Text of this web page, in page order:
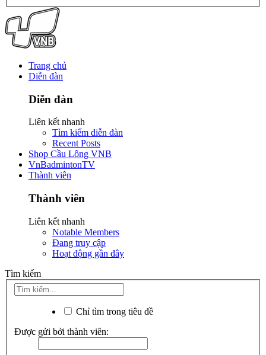
Trang chủ
Diễn đàn
Diễn đàn
Liên kết nhanh
Tìm kiếm diễn đàn
Recent Posts
Shop Cầu Lông VNB
VnBadmintonTV
Thành viên
Thành viên
Liên kết nhanh
Notable Members
Đang truy cập
Hoạt động gần đây
Tìm kiếm
Chỉ tìm trong tiêu đề
Được gửi bởi thành viên: